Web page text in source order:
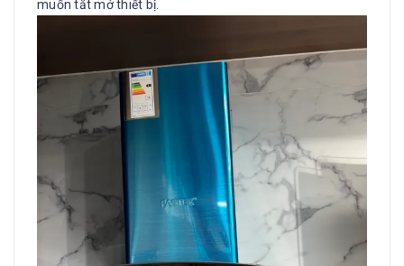
muốn tắt mở thiết bị.